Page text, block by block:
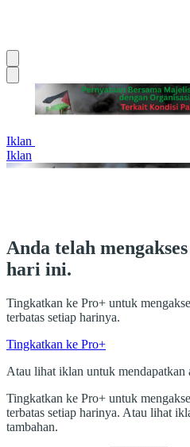
Iklan
Iklan
Anda telah
hari ini.
Tingkatkan ke Pro+ untuk
terbatas setiap harinya.
Tingkatkan ke Pro+
Atau lihat iklan untuk mendapatkan
Tingkatkan ke Pro+ untuk
terbatas setiap harinya. Atau lihat
tambahan.